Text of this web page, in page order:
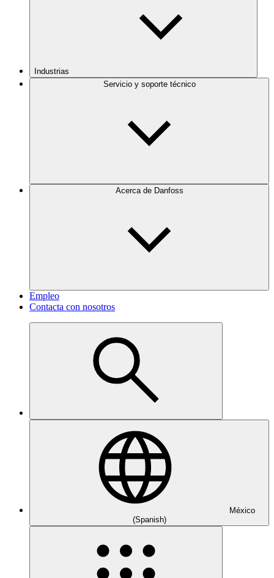
Industrias
Servicio y soporte técnico
Acerca de Danfoss
Empleo
Contacta con nosotros
México
(Spanish)